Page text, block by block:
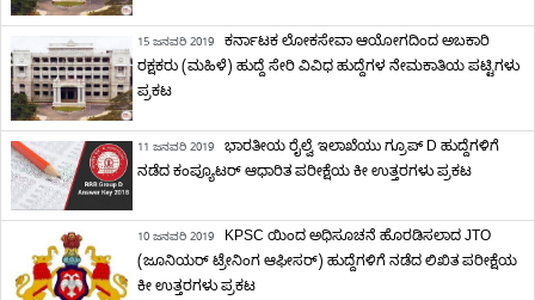
15 ಜನವರಿ 2019
ಕರ್ನಾಟಕ ಲೋಕಸೇವಾ ಆಯೋಗದಿಂದ ಅಬಕಾರಿ
ರಕ್ಷಕರು (ಮಹಿಳೆ) ಹುದ್ದೆ ಸೇರಿ ವಿವಿಧ ಹುದ್ದೆಗಳ ನೇಮಕಾತಿಯ ಪಟ್ಟಿಗಳು
ಪ್ರಕಟ
11 ಜನವರಿ 2019
ಭಾರತೀಯ ರೈಲ್ವೆ ಇಲಾಖೆಯು ಗ್ರೂಪ್ D ಹುದ್ದೆಗಳಿಗೆ
ನಡೆದ ಕಂಪ್ಯೂಟರ್ ಆಧಾರಿತ ಪರೀಕ್ಷೆಯ ಕೀ ಉತ್ತರಗಳು ಪ್ರಕಟ
10 ಜನವರಿ 2019
KPSC ಯಿಂದ ಅಧಿಸೂಚನೆ ಹೊರಡಿಸಲಾದ JTO
(ಜೂನಿಯರ್ ಟ್ರೇನಿಂಗ ಆಫೀಸರ್) ಹುದ್ದೆಗಳಿಗೆ ನಡೆದ ಲಿಖಿತ ಪರೀಕ್ಷೆಯ
ಕೀ ಉತ್ತರಗಳು ಪ್ರಕಟ